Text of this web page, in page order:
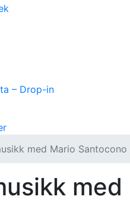
– Drop-in
med Mario Santocono